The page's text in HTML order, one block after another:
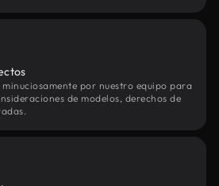
por nuestro equipo para
de modelos, derechos de